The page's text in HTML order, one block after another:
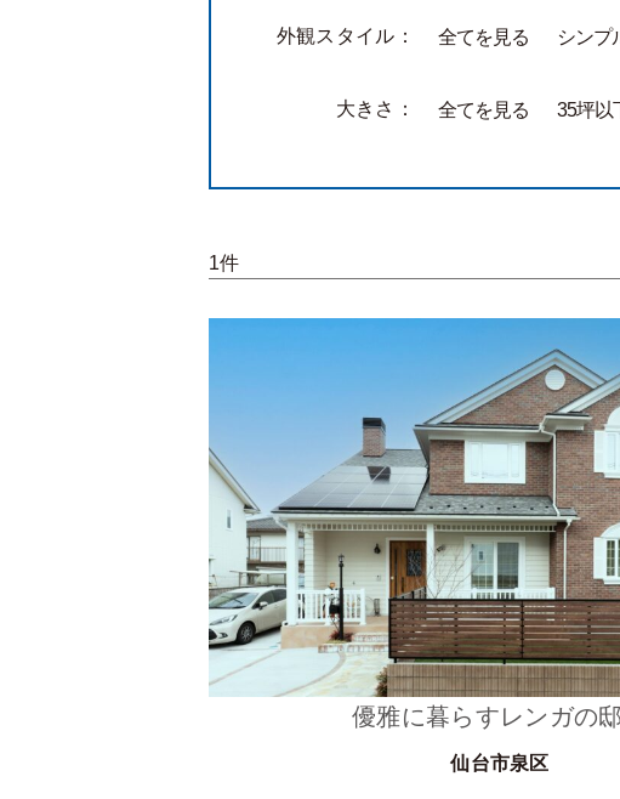
外観スタイル： 全てを見る シンプ
大きさ： 全てを見る 35坪以
1件
優雅に暮らすレンガの
仙台市泉区